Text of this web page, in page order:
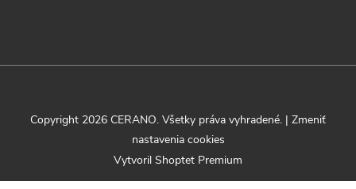
Vytvoril Shoptet Premium
Copyright 2026 CERANO. Všetky práva vyhradené. | Zmeniť
nastavenia cookies